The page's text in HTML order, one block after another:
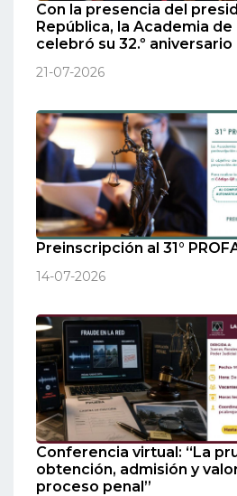
Con la presencia del
República, la Academia
celebró su 32.º aniversario
21-07-2026
Preinscripción al 31°
14-07-2026
Conferencia virtual: “La
obtención, admisión y
proceso penal”